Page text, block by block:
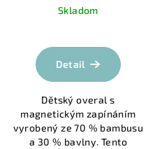
Skladom
hodnocení
produktu
z
5
hvězdiček.
Detail
Dětský overal s
magnetickým zapínáním
vyrobený ze 70 % bambusu
a 30 % bavlny. Tento